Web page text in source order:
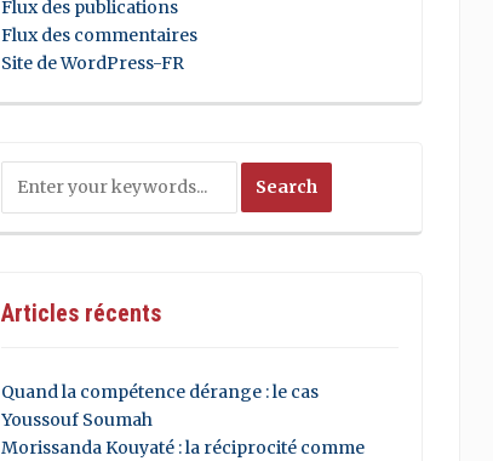
Flux des publications
Flux des commentaires
Site de WordPress-FR
Articles récents
Quand la compétence dérange : le cas
Youssouf Soumah
Morissanda Kouyaté : la réciprocité comme